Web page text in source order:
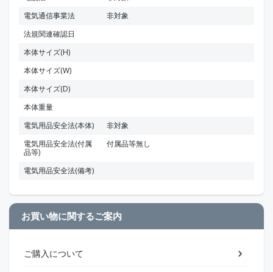
電気通信事業法
非対象
法規関連確認日
本体サイズ(H)
本体サイズ(W)
本体サイズ(D)
本体重量
電気用品安全法(本体)
非対象
電気用品安全法(付属
品等)
付属品等無し
電気用品安全法(備考)
お買い物に関するご案内
ご購入について